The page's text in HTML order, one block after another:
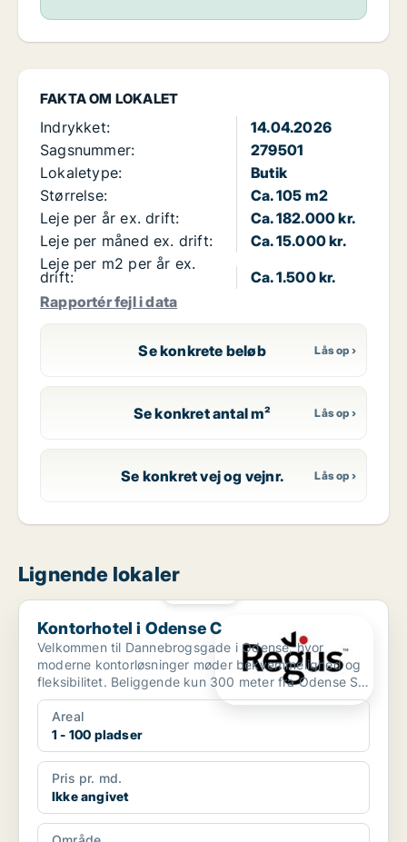
FAKTA OM LOKALET
Indrykket:
14.04.2026
Sagsnummer:
279501
Lokaletype:
Butik
Størrelse:
Ca. 105 m2
Leje per år ex. drift:
Ca. 182.000 kr.
Leje per måned ex. drift:
Ca. 15.000 kr.
Leje per m2 per år ex.
drift:
Ca. 1.500 kr.
Rapportér fejl i data
Se konkrete beløb
Se konkret antal m²
Se konkret vej og vejnr.
Lignende lokaler
Kontorhotel i Odense C
Kontorhotel i Odense C
Velkommen til Dannebrogsgade i Odense, hvor
moderne kontorløsninger møder bekvemmelighed og
fleksibilitet. Beliggende kun 300 meter fra Odense St.
bus- og to...
Areal
1 - 100 pladser
Pris pr. md.
Ikke angivet